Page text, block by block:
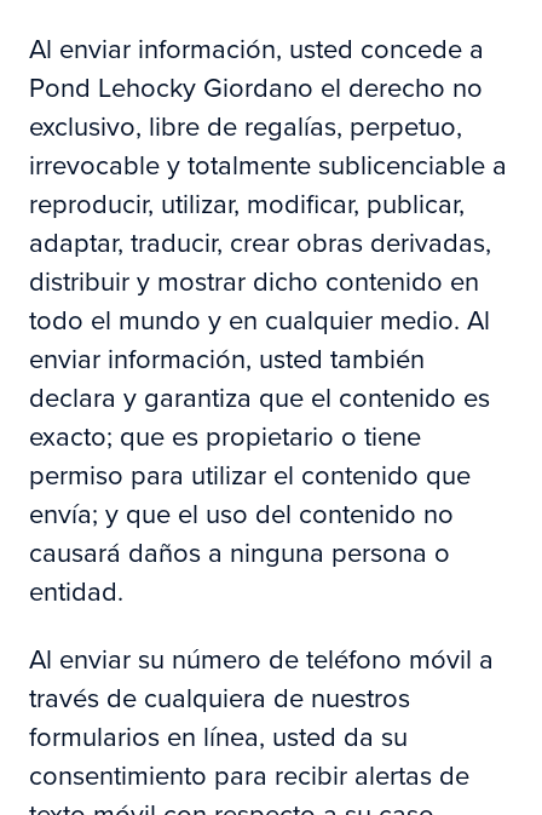
Al enviar información, usted concede a
Pond Lehocky Giordano el derecho no
exclusivo, libre de regalías, perpetuo,
irrevocable y totalmente sublicenciable a
reproducir, utilizar, modificar, publicar,
adaptar, traducir, crear obras derivadas,
distribuir y mostrar dicho contenido en
todo el mundo y en cualquier medio. Al
enviar información, usted también
declara y garantiza que el contenido es
exacto; que es propietario o tiene
permiso para utilizar el contenido que
envía; y que el uso del contenido no
causará daños a ninguna persona o
entidad.
Al enviar su número de teléfono móvil a
través de cualquiera de nuestros
formularios en línea, usted da su
consentimiento para recibir alertas de